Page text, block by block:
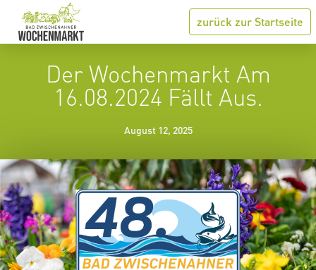
zurück zur Startseite
Der Wochenmarkt Am
16.08.2024 Fällt Aus.
August 12, 2025